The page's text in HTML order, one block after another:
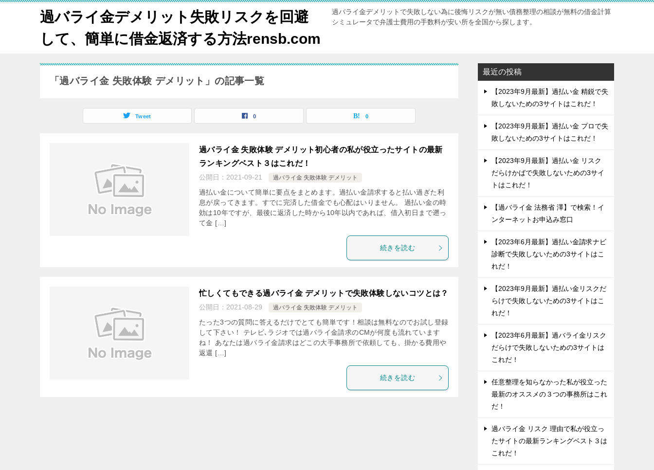
過バライ金デメリット失敗リスクを回避
して、簡単に借金返済する方法rensb.com
過バライ金デメリットで失敗しない為に後悔リスクが無い債務整理の相談が無料の借金計算
シミュレータで弁護士費用の手数料が安い所を全国から探します。
「過バライ金 失敗体験 デメリット」の記事一覧
Tweet 0 0
過バライ金 失敗体験 デメリット初心者の私が役立ったサイトの最新
ランキングベスト３はこれだ！
公開日： 2021-09-21 過バライ金 失敗体験 デメリット
過払い金について簡単に要点をまとめます。過払い金請求すると払い過ぎた利
息が戻ってきます。すでに完済した借金でも心配はいりません。 過払い金の時
効は10年ですが、最後に返済した時から10年以内であれば、借入初日まで遡っ
て金 […]
続きを読む
忙しくてもできる過バライ金 デメリットで失敗体験しないコツとは？
公開日： 2021-08-29 過バライ金 失敗体験 デメリット
たった3つの質問に答えるだけでとても簡単です！相談は無料なのでお試し登録
して下さい！ テレビ､ラジオでは過バライ金請求のCMが何度も流れています
ね！ あなたは過バライ金請求はどこの大手事務所で依頼しても、掛かる費用や
返還 […]
続きを読む
最近の投稿
【2023年9月最新】過払い金 精鋭で失
敗しないための3サイトはこれだ！
【2023年9月最新】過払い金 プロで失
敗しないための3サイトはこれだ！
【2023年9月最新】過払い金 リスク
だらけかばで失敗しないための3サイ
トはこれだ！
【過バライ金 法務省 澤】で検索！イ
ンターネットお申込み窓口
【2023年6月最新】過払い金請求ナビ
診断で失敗しないための3サイトはこ
れだ！
【2023年9月最新】過払い金リスクだ
らけで失敗しないための3サイトはこ
れだ！
【2023年6月最新】過バライ金リスク
だらけで失敗しないための3サイトは
これだ！
任意整理を知らなかった私が役立った
最新のオススメの３つの事務所はこれ
だ！
過バライ金 リスク 理由で私が役立っ
たサイトの最新ランキングベスト３は
これだ！